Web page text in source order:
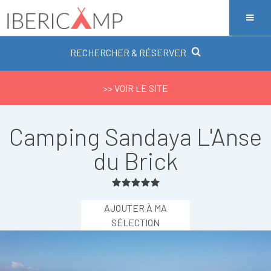
RECHERCHER & RÉSERVER
>> VOIR LE SITE
Camping Sandaya L'Anse
du Brick
AJOUTER À MA
SÉLECTION